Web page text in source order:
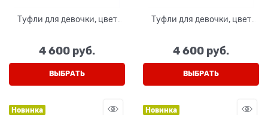
Туфли для девочки, цвет
4 600 руб.
ВЫБРАТЬ
Туфли для девочки, цвет
4 600 руб.
ВЫБРАТЬ
Новинка Новинка